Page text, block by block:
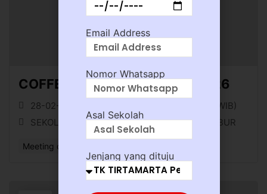
COFFEE MORNING Februari 2026
28-02-26 || 08:30 (WIB) - 28-02-26 || 11:00 (WIB)
SEKOLAH KRISTEN TIRTAMARTA BPK PENABUR
Meeting or Networking Event
Email Address
Nomor Whatsapp
Asal Sekolah
Jenjang yang dituju